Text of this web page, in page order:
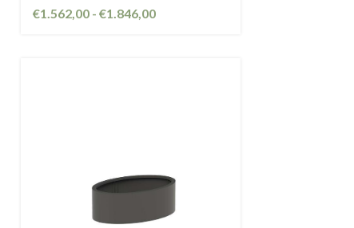
€1.562,00 - €1.846,00